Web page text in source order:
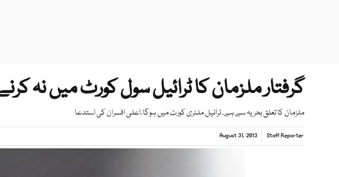
گرفتار ملزمان کا ٹرائیل سول کورٹ میں نہ
ملزمان کا تعلق بحریہ سے ہے، ٹرائیل ملٹری کورٹ میں ہوگا،اعلی افسران کی استدعا
Staff Reporter
August 31, 2013